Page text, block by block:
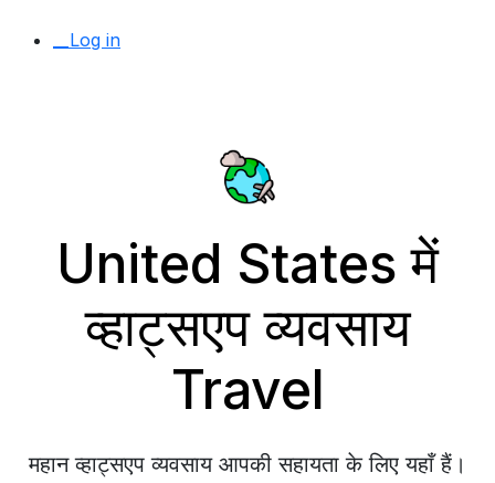
__Log in
United States में
व्हाट्सएप व्यवसाय
Travel
महान व्हाट्सएप व्यवसाय आपकी सहायता के लिए यहाँ हैं।